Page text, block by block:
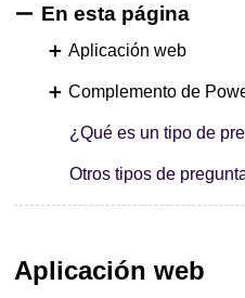
En esta página
Aplicación web
Complemento de
¿Qué es un tipo de
Otros tipos de
Aplicación web